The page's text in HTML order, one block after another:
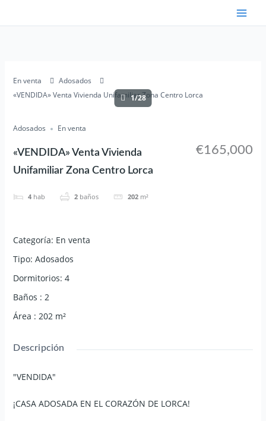
En venta
Adosados
«VENDIDA» Venta Vivienda Unifamiliar Zona Centro Lorca
1/28
Adosados En venta
«VENDIDA» Venta Vivienda
Unifamiliar Zona Centro Lorca
4 hab 2 baños 202 m²
€165,000
Categoría: En venta
Tipo: Adosados
Dormitorios: 4
Baños : 2
Área : 202 m²
Descripción
"VENDIDA"
¡CASA ADOSADA EN EL CORAZÓN DE LORCA!